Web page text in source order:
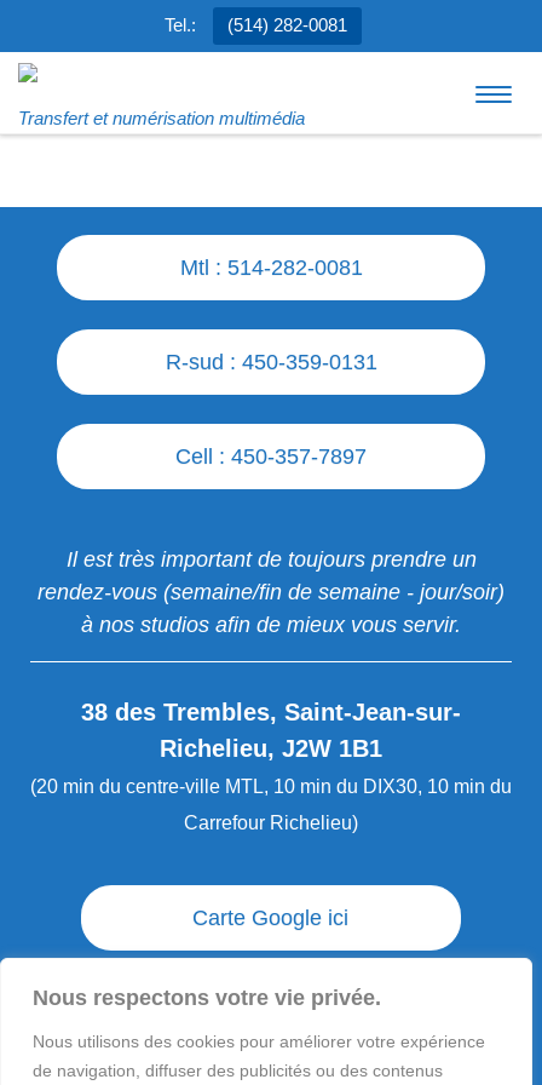
Tel.: (514) 282-0081
Nous respectons votre vie privée.
Nous utilisons des cookies pour améliorer votre expérience
de navigation, diffuser des publicités ou des contenus
Aller au contenu
Transfert et numérisation multimédia
Mtl : 514-282-0081
R-sud : 450-359-0131
Cell : 450-357-7897
Il est très important de toujours prendre un
rendez-vous (semaine/fin de semaine - jour/soir)
à nos studios afin de mieux vous servir.
38 des Trembles, Saint-Jean-sur-
Richelieu, J2W 1B1
(20 min du centre-ville MTL, 10 min du DIX30, 10 min du
Carrefour Richelieu)
Carte Google ici
Envoi / livraison des commandes
Questions ?